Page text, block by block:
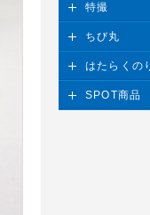
特撮
ちび丸
はたらくの
SPOT商品